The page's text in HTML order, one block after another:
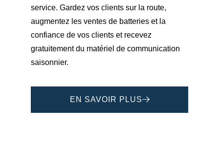
service. Gardez vos clients sur la route,
augmentez les ventes de batteries et la
confiance de vos clients et recevez
gratuitement du matériel de communication
saisonnier.
EN SAVOIR PLUS